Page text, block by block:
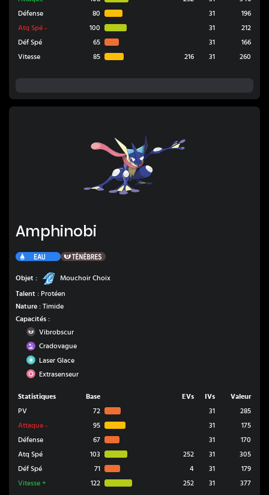
Défense
80 31
196
Atq Spé - 100 31
212
Déf Spé
65 31
166
Vitesse
85 216 31 260
Amphinobi
Eau Ténèbres
Objet : Mouchoir Choix
Talent : Protéen
Nature : Timide
Capacités :
Ténèbres
Vibrobscur
Poison
Cradovague
Glace
Laser Glace
PsyExtrasenseur
Statistiques Base EVs IVs
Valeur
PV
72 31
285
Attaque - 95 31
175
Défense
67 31
170
Atq Spé
103 252 31
305
Déf Spé
71 4 31
179
Vitesse + 122 252 31 377